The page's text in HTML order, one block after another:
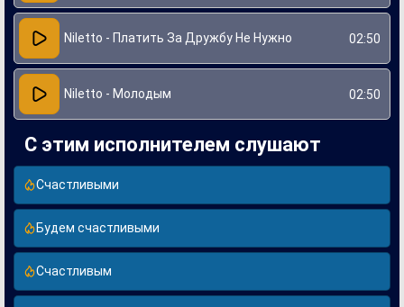
Niletto - Платить За Дружбу Не Нужно 02:50
Niletto - Молодым 02:50
С этим исполнителем слушают
Счастливыми
Будем счастливыми
Счастливым